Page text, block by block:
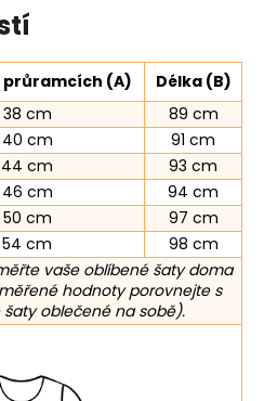
průramcích (A)
Délka (B)
38 cm
89 cm
40 cm
91 cm
44 cm
93 cm
46 cm
94 cm
50 cm
97 cm
54 cm
98 cm
vaše oblíbené šaty doma
hodnoty porovnejte s
oblečené na sobě).